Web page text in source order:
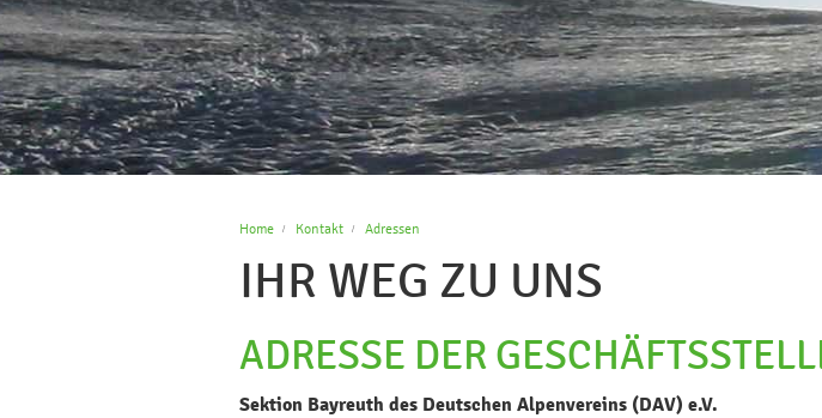
Home Kontakt Adressen
IHR WEG ZU UNS
ADRESSE DER
Sektion Bayreuth des Deutschen Alpenvereins (DAV) e.V.